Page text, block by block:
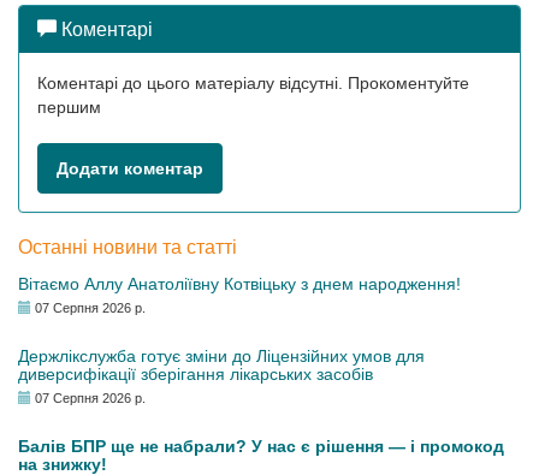
Коментарі
Коментарі до цього матеріалу відсутні. Прокоментуйте
першим
Додати коментар
Останні новини та статті
Вітаємо Аллу Анатоліївну Котвіцьку з днем народження!
07 Серпня 2026 р.
Держлікслужба готує зміни до Ліцензійних умов для
диверсифікації зберігання лікарських засобів
07 Серпня 2026 р.
Балів БПР ще не набрали? У нас є рішення — і промокод
на знижку!